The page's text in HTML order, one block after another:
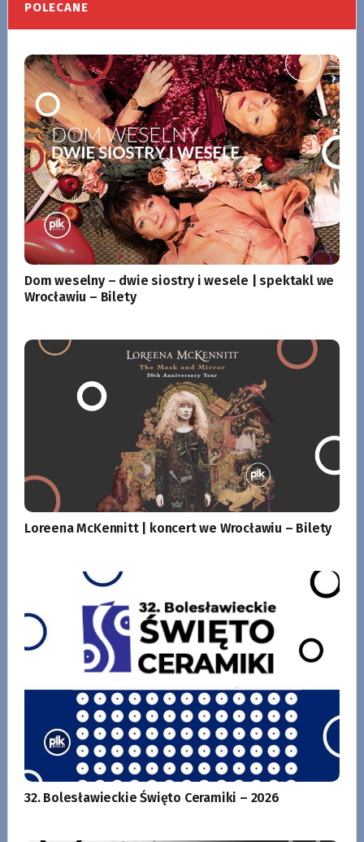
POLECANE
Dom weselny – dwie siostry i wesele | spektakl we
Wrocławiu – Bilety
Loreena McKennitt | koncert we Wrocławiu – Bilety
32. Bolesławieckie Święto Ceramiki – 2026